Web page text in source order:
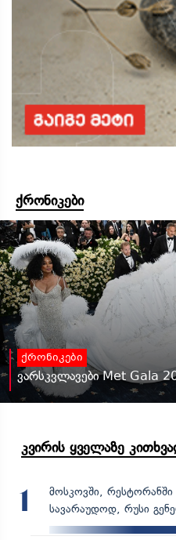
ქრონიკები
ქრონიკები
ვარსკვლავები Met Gala
კვირის ყველაზე
1
მოსკოვში,
სავარაუდოდ, რუსი